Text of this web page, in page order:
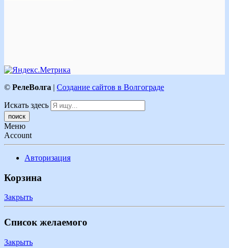
© РелеВолга | Создание сайтов в Волгограде
Искать здесь
Меню
Account
Авторизация
Корзина
Закрыть
Список желаемого
Закрыть